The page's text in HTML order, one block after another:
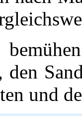
den
und